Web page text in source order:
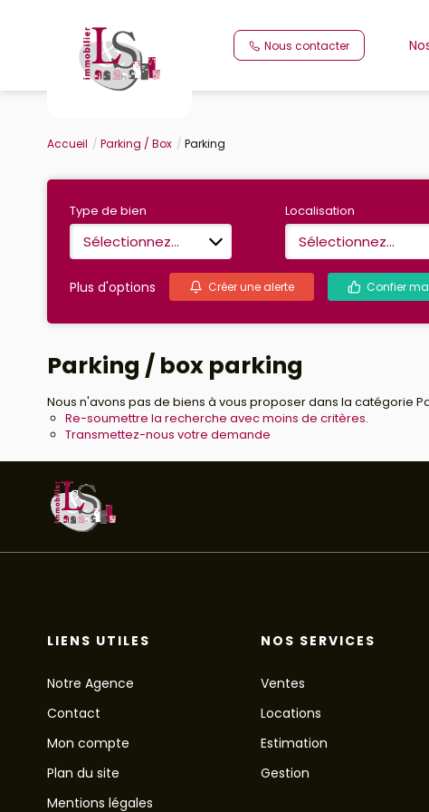
Nous contacter
Accueil Parking / Box Parking
Type de bien
Sélectionnez...
Localisation
Sélectionnez...
Plus d'options Créer une alerte Confier
Parking / box parking
Nous n'avons pas de biens à vous proposer dans la catégorie
Re-soumettre la recherche avec moins de critères.
Transmettez-nous votre demande
LIENS UTILES
Notre Agence
Contact
Mon compte
Plan du site
Mentions légales
NOS SERVICES
Ventes
Locations
Estimation
Gestion